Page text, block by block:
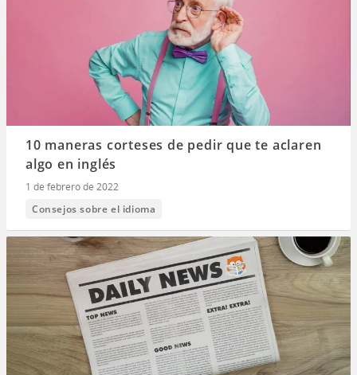
10 maneras corteses de pedir que te aclaren
algo en inglés
1 de febrero de 2022
Consejos sobre el idioma